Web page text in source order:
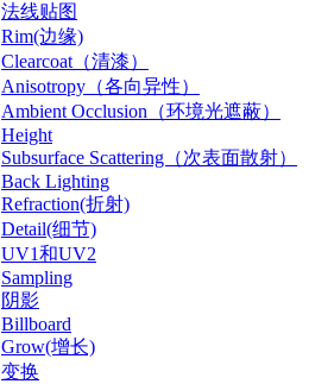
法线贴图
Rim(边缘)
Clearcoat（清漆）
Anisotropy（各向异性）
Ambient Occlusion（环境光遮蔽）
Height
Subsurface Scattering（次表面散射）
Back Lighting
Refraction(折射)
Detail(细节)
UV1和UV2
Sampling
阴影
Billboard
Grow(增长)
变换